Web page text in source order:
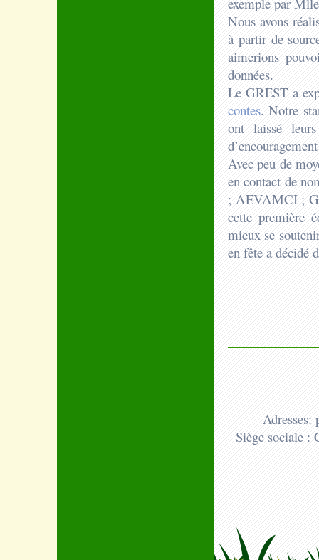
Nous avons
à partir de
aimerions
données.
Le GREST a
contes. Notre
ont laissé
Avec peu de
en contact de
; AEVAMCI ;
cette première
mieux se
en fête a décidé
Siège sociale :